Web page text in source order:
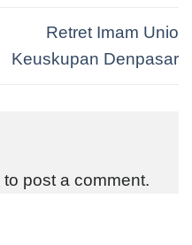
Retret Imam Unio
Keuskupan Denpasar
to post a comment.